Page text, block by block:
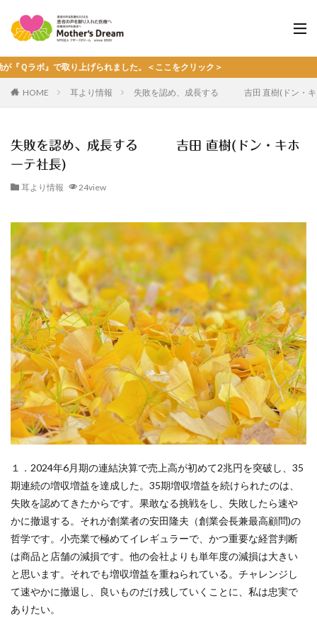
げられました。＜ここをクリック＞
HOME 耳より情報 失敗を認め、成長する 吉田 直樹(ドン・キ
失敗を認め、成長する 吉田 直樹(ドン・キホ
ーテ社長)
耳より情報 24view
１．2024年6月期の連結決算で売上高が初めて2兆円を突破し、35
期連続の増収増益を達成した。35期増収増益を続けられたのは、
失敗を認めてきたからです。果敢なる挑戦をし、失敗したら速や
かに撤退する。それが創業者の安田隆夫（創業会長兼最高顧問)の
哲学です。小売業で極めてイレギュラーで、かつ重要な経営判断
は商品と店舗の減損です。他の会社よりも単年度の減損は大きい
と思います。それでも増収増益を重ねられている。チャレンジし
て速やかに撤退し、良いものだけ残していくことに、私は忠実で
ありたい。